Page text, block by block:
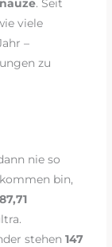
. Seit
viele
–
zu
nie so
bin,
87,71
stehen147